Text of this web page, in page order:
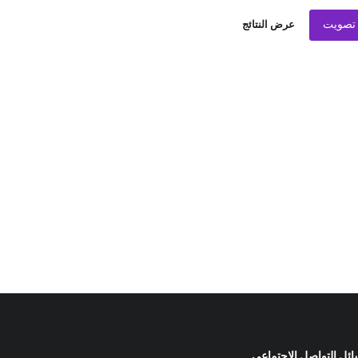
تصويت عرض النتائج
التواصل الاجتماعي